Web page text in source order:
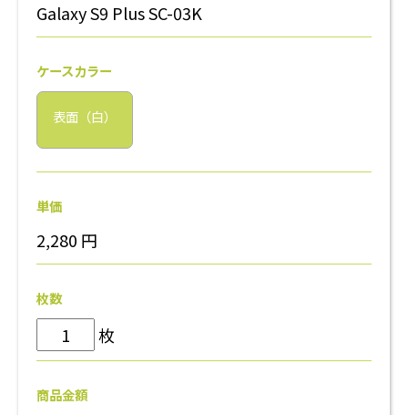
Galaxy S9 Plus SC-03K
ケースカラー
表面（白）
単価
2,280 円
枚数
枚
商品金額